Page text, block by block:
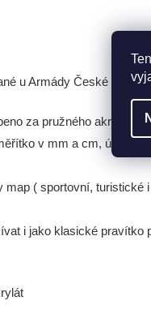
u Armády České
za pružného akrylátu,
v mm a cm,
map ( sportovní, turistické
i jako klasické pravítko